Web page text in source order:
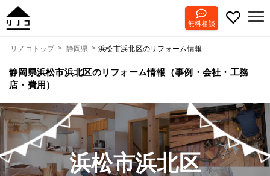
無料相談
リノコトップ 静岡県 浜松市浜北区のリフォーム情報
静岡県浜松市浜北区のリフォーム情報（事例・会社・工務
店・費用）
浜松市浜北区